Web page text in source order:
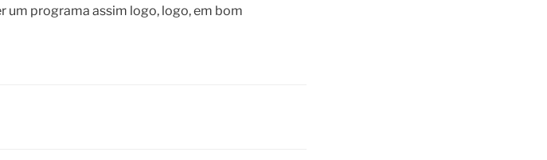
um programa assim logo, logo, em bom